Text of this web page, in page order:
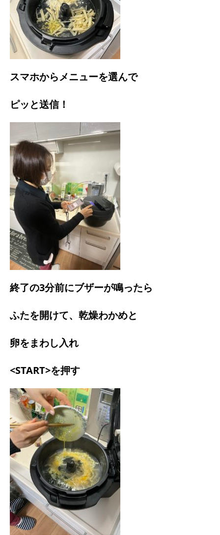
スマホからメニューを選んで
ピッと送信！
終了の3分前にブザーが鳴ったら
ふたを開けて、乾燥わかめと
卵をまわし入れ
<START>を押す